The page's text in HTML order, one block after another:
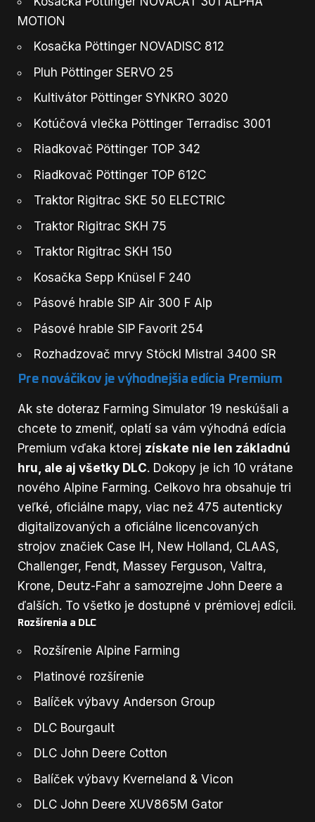
MOTION
Kosačka Pöttinger NOVADISC 812
Pluh Pöttinger SERVO 25
Kultivátor Pöttinger SYNKRO 3020
Kotúčová vlečka Pöttinger Terradisc 3001
Riadkovač Pöttinger TOP 342
Riadkovač Pöttinger TOP 612C
Traktor Rigitrac SKE 50 ELECTRIC
Traktor Rigitrac SKH 75
Traktor Rigitrac SKH 150
Kosačka Sepp Knüsel F 240
Pásové hrable SIP Air 300 F Alp
Pásové hrable SIP Favorit 254
Rozhadzovač mrvy Stöckl Mistral 3400 SR
Pre nováčikov je výhodnejšia edícia Premium
Ak ste doteraz Farming Simulator 19 neskúšali a
chcete to zmeniť, oplatí sa vám výhodná edícia
Premium vďaka ktorej získate nie len základnú
hru, ale aj všetky DLC. Dokopy je ich 10 vrátane
nového Alpine Farming. Celkovo hra obsahuje tri
veľké, oficiálne mapy, viac než 475 autenticky
digitalizovaných a oficiálne licencovaných
strojov značiek Case IH, New Holland, CLAAS,
Challenger, Fendt, Massey Ferguson, Valtra,
Krone, Deutz-Fahr a samozrejme John Deere a
ďalších. To všetko je dostupné v prémiovej edícii.
Rozšírenia a DLC
Rozšírenie Alpine Farming
Platinové rozšírenie
Balíček výbavy Anderson Group
DLC Bourgault
DLC John Deere Cotton
Balíček výbavy Kverneland & Vicon
DLC John Deere XUV865M Gator